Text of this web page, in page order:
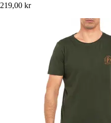
219,00 kr